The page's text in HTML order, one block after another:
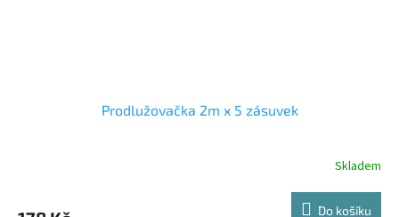
Prodlužovačka 2m x 5 zásuvek
Skladem
Do košíku